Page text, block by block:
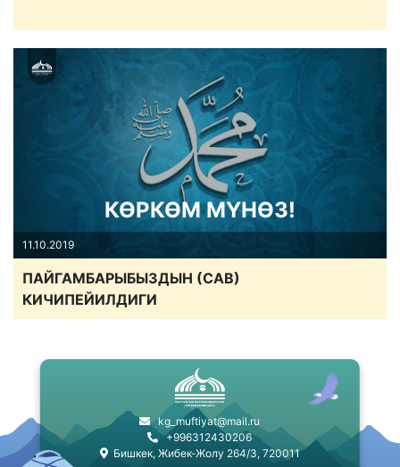
КӨРКӨМ МҮНӨЗ!
11.10.2019
ПАЙГАМБАРЫБЫЗДЫН (САВ)
КИЧИПЕЙИЛДИГИ
kg_muftiyat@mail.ru
+996312430206
Бишкек, Жибек-Жолу 264/3, 720011